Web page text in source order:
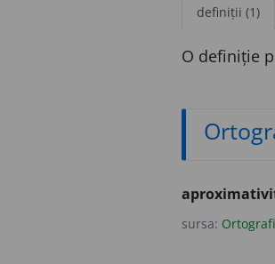
definiții (1)
O definiție
sursa: